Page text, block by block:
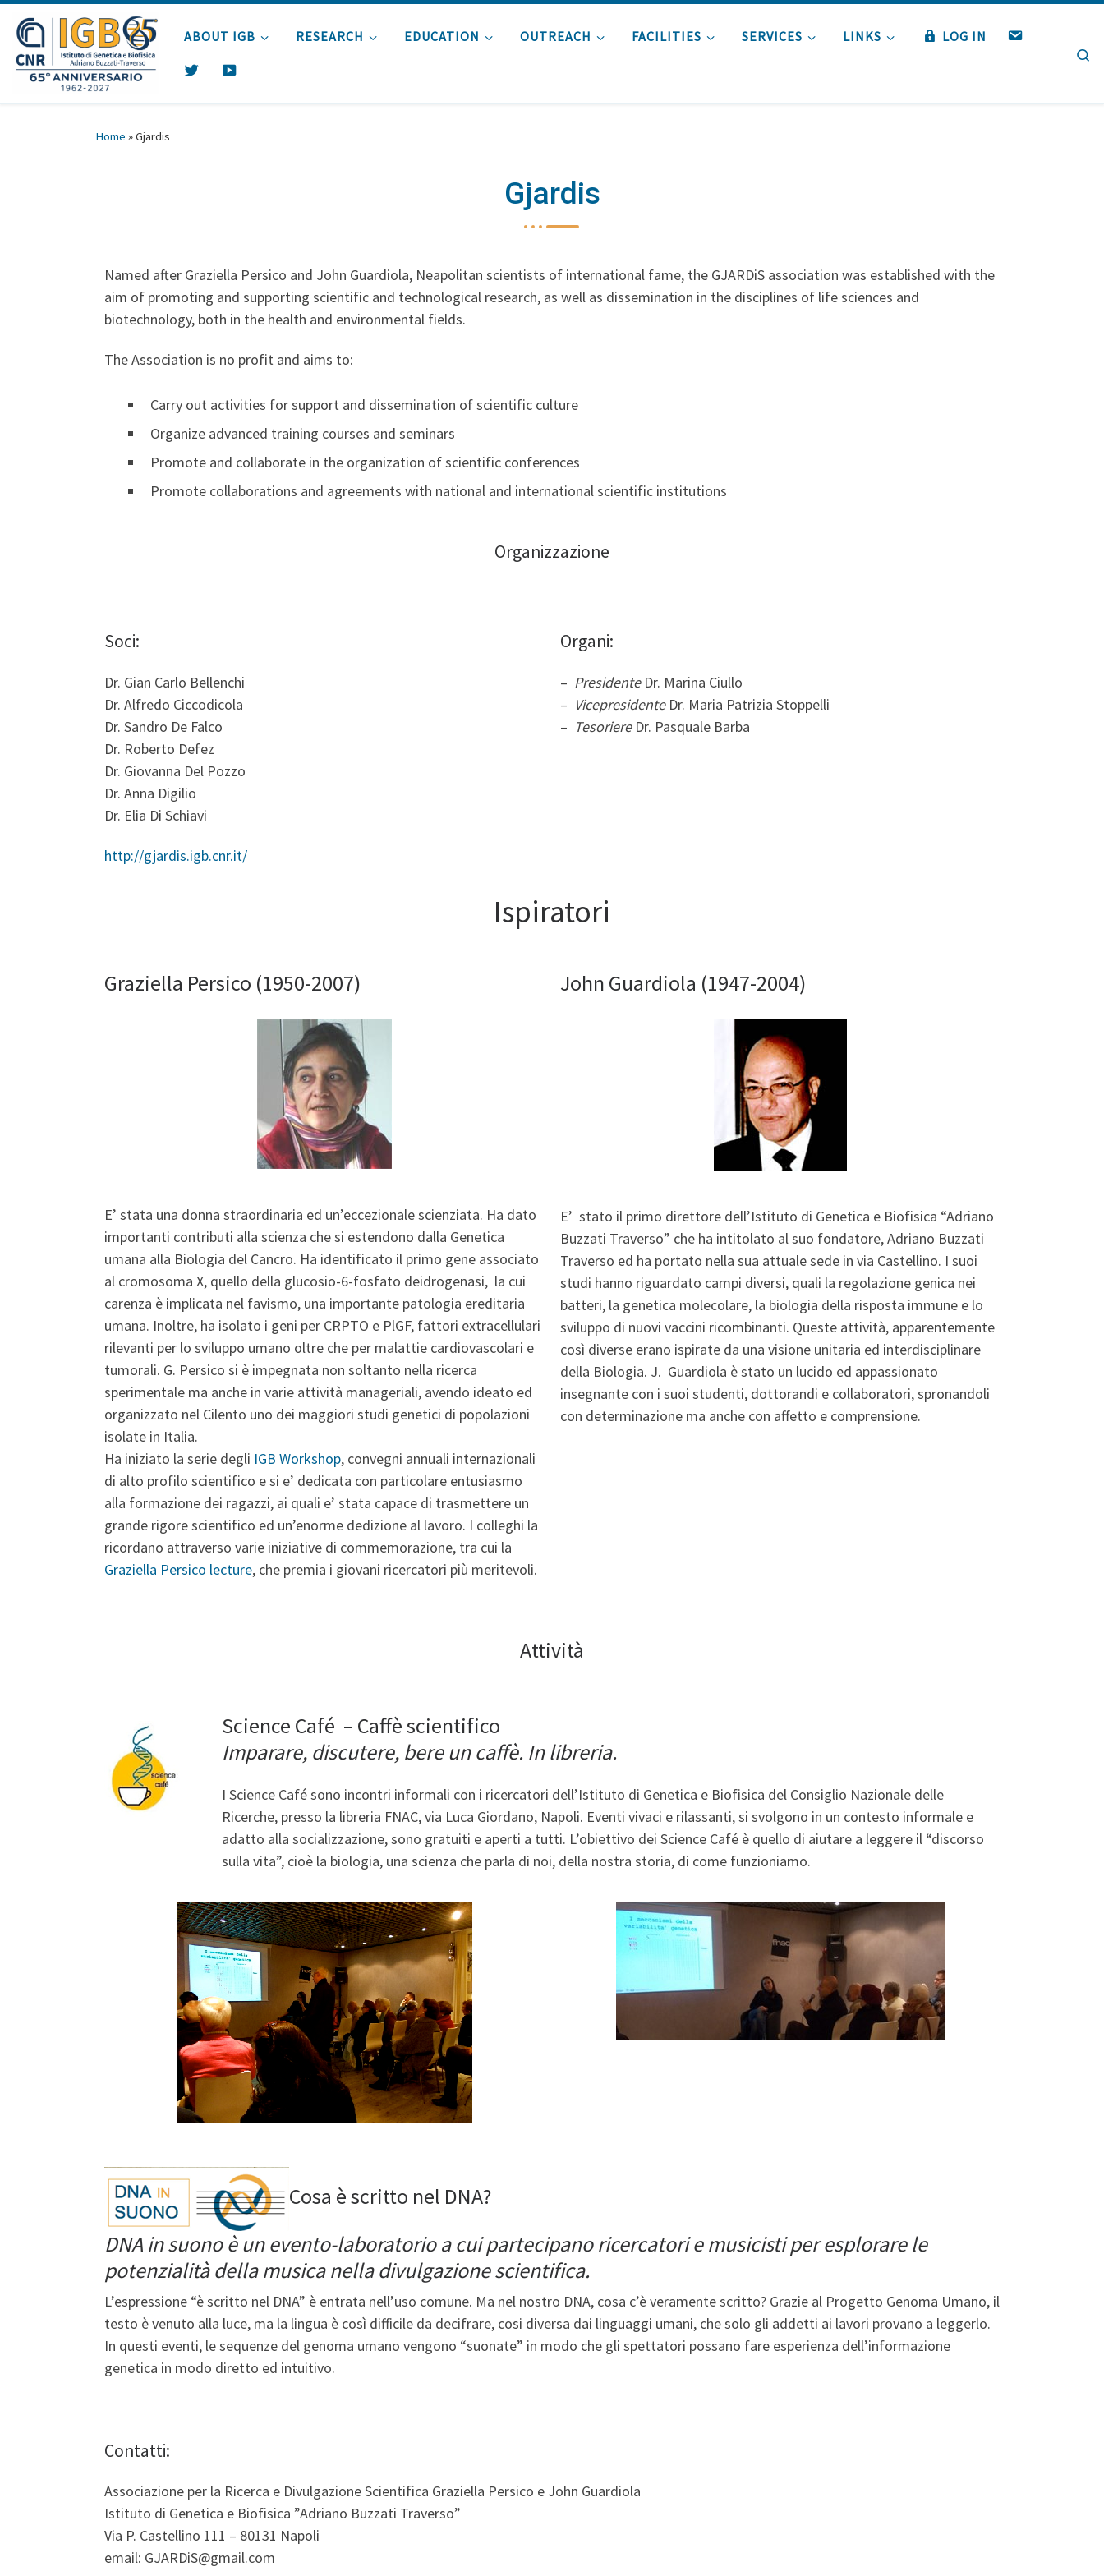
Skip to content
ABOUT IGB RESEARCH EDUCATION OUTREACH FACILITIES SERVICES LINKS LOG IN
W
Home »Gjardis
Gjardis
Named after Graziella Persico and John Guardiola, Neapolitan scientists of international fame, the GJARDiS association was established with the
aim of promoting and supporting scientific and technological research, as well as dissemination in the disciplines of life sciences and
biotechnology, both in the health and environmental fields.
The Association is no profit and aims to:
Carry out activities for support and dissemination of scientific culture
Organize advanced training courses and seminars
Promote and collaborate in the organization of scientific conferences
Promote collaborations and agreements with national and international scientific institutions
Organizzazione
Soci:
Dr. Gian Carlo Bellenchi
Dr. Alfredo Ciccodicola
Dr. Sandro De Falco
Dr. Roberto Defez
Dr. Giovanna Del Pozzo
Dr. Anna Digilio
Dr. Elia Di Schiavi
http://gjardis.igb.cnr.it/
Organi:
– PresidenteDr. Marina Ciullo
– Vicepresidente Dr. Maria Patrizia Stoppelli
– Tesoriere Dr. Pasquale Barba
Ispiratori
Graziella Persico (1950-2007)
E’ stata una donna straordinaria ed un’eccezionale scienziata. Ha dato
importanti contributi alla scienza che si estendono dalla Genetica
umana alla Biologia del Cancro. Ha identificato il primo gene associato
al cromosoma X, quello della glucosio-6-fosfato deidrogenasi, la cui
carenza è implicata nel favismo, una importante patologia ereditaria
umana. Inoltre, ha isolato i geni per CRPTO e PlGF, fattori extracellulari
rilevanti per lo sviluppo umano oltre che per malattie cardiovascolari e
tumorali. G. Persico si è impegnata non soltanto nella ricerca
sperimentale ma anche in varie attività manageriali, avendo ideato ed
organizzato nel Cilento uno dei maggiori studi genetici di popolazioni
isolate in Italia.
Ha iniziato la serie degli IGB Workshop, convegni annuali internazionali
di alto profilo scientifico e si e’ dedicata con particolare entusiasmo
alla formazione dei ragazzi, ai quali e’ stata capace di trasmettere un
grande rigore scientifico ed un’enorme dedizione al lavoro. I colleghi la
ricordano attraverso varie iniziative di commemorazione, tra cui la
Graziella Persico lecture, che premia i giovani ricercatori più meritevoli.
John Guardiola (1947-2004)
E’ stato il primo direttore dell’Istituto di Genetica e Biofisica “Adriano
Buzzati Traverso” che ha intitolato al suo fondatore, Adriano Buzzati
Traverso ed ha portato nella sua attuale sede in via Castellino. I suoi
studi hanno riguardato campi diversi, quali la regolazione genica nei
batteri, la genetica molecolare, la biologia della risposta immune e lo
sviluppo di nuovi vaccini ricombinanti. Queste attività, apparentemente
così diverse erano ispirate da una visione unitaria ed interdisciplinare
della Biologia. J. Guardiola è stato un lucido ed appassionato
insegnante con i suoi studenti, dottorandi e collaboratori, spronandoli
con determinazione ma anche con affetto e comprensione.
Attività
Science Café – Caffè scientifico
Imparare, discutere, bere un caffè. In libreria.
I Science Café sono incontri informali con i ricercatori dell’Istituto di Genetica e Biofisica del Consiglio Nazionale delle
Ricerche, presso la libreria FNAC, via Luca Giordano, Napoli. Eventi vivaci e rilassanti, si svolgono in un contesto informale e
adatto alla socializzazione, sono gratuiti e aperti a tutti. L’obiettivo dei Science Café è quello di aiutare a leggere il “discorso
sulla vita”, cioè la biologia, una scienza che parla di noi, della nostra storia, di come funzioniamo.
Cosa è scritto nel DNA?
DNA in suono è un evento-laboratorio a cui partecipano ricercatori e musicisti per esplorare le
potenzialità della musica nella divulgazione scientifica.
L’espressione “è scritto nel DNA” è entrata nell’uso comune. Ma nel nostro DNA, cosa c’è veramente scritto? Grazie al Progetto Genoma Umano, il
testo è venuto alla luce, ma la lingua è così difficile da decifrare, cosi diversa dai linguaggi umani, che solo gli addetti ai lavori provano a leggerlo.
In questi eventi, le sequenze del genoma umano vengono “suonate” in modo che gli spettatori possano fare esperienza dell’informazione
genetica in modo diretto ed intuitivo.
Contatti:
Associazione per la Ricerca e Divulgazione Scientifica Graziella Persico e John Guardiola
Istituto di Genetica e Biofisica ”Adriano Buzzati Traverso”
Via P. Castellino 111 – 80131 Napoli
email: GJARDiS@gmail.com